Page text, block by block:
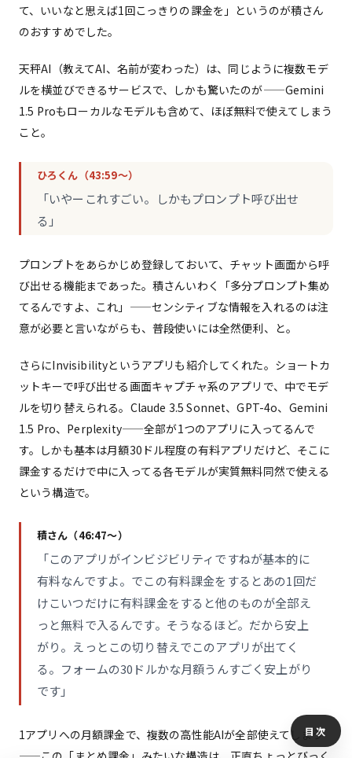
て、いいなと思えば1回こっきりの課金を」というのが積さん
のおすすめでした。
天秤AI（教えてAI、名前が変わった）は、同じように複数モデ
ルを横並びできるサービスで、しかも驚いたのが——Gemini
1.5 Proもローカルなモデルも含めて、ほぼ無料で使えてしまう
こと。
ひろくん（43:59〜）
「いやーこれすごい。しかもプロンプト呼び出せ
る」
プロンプトをあらかじめ登録しておいて、チャット画面から呼
び出せる機能まであった。積さんいわく「多分プロンプト集め
てるんですよ、これ」——センシティブな情報を入れるのは注
意が必要と言いながらも、普段使いには全然便利、と。
さらにInvisibilityというアプリも紹介してくれた。ショートカ
ットキーで呼び出せる画面キャプチャ系のアプリで、中でモデ
ルを切り替えられる。Claude 3.5 Sonnet、GPT-4o、Gemini
1.5 Pro、Perplexity——全部が1つのアプリに入ってるんで
す。しかも基本は月額30ドル程度の有料アプリだけど、そこに
課金するだけで中に入ってる各モデルが実質無料同然で使える
という構造で。
積さん（46:47〜）
「このアプリがインビジビリティですねが基本的に
有料なんですよ。でこの有料課金をするとあの1回だ
けこいつだけに有料課金をすると他のものが全部え
っと無料で入るんです。そうなるほど。だから安上
がり。えっとこの切り替えでこのアプリが出てく
る。フォームの30ドルかな月額うんすごく安上がり
です」
1アプリへの月額課金で、複数の高性能AIが全部使えてしまう
目次